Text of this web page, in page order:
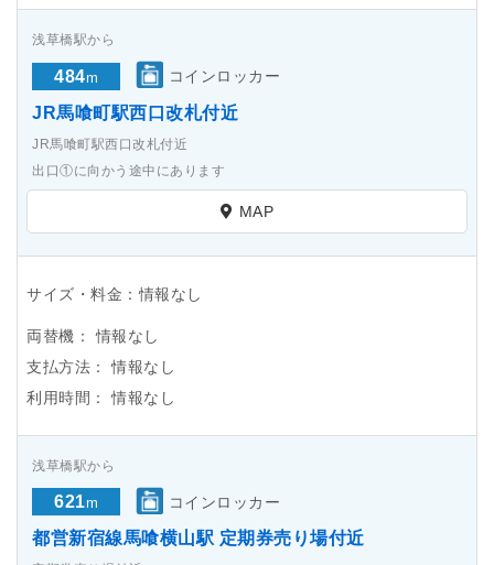
浅草橋駅から
484m コインロッカー
JR馬喰町駅西口改札付近
JR馬喰町駅西口改札付近
出口①に向かう途中にあります
MAP
サイズ・料金：情報なし
両替機：
情報なし
支払方法：
情報なし
利用時間：
情報なし
浅草橋駅から
621m コインロッカー
都営新宿線馬喰横山駅 定期券売り場付近